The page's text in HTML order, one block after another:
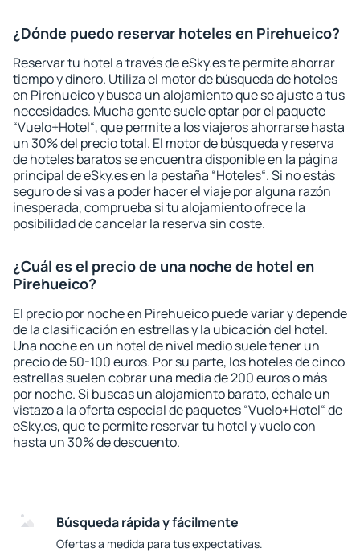
¿Dónde puedo reservar hoteles en Pirehueico?
Reservar tu hotel a través de eSky.es te permite ahorrar
tiempo y dinero. Utiliza el motor de búsqueda de hoteles
en Pirehueico y busca un alojamiento que se ajuste a tus
necesidades. Mucha gente suele optar por el paquete
“Vuelo+Hotel“, que permite a los viajeros ahorrarse hasta
un 30% del precio total. El motor de búsqueda y reserva
de hoteles baratos se encuentra disponible en la página
principal de eSky.es en la pestaña “Hoteles“. Si no estás
seguro de si vas a poder hacer el viaje por alguna razón
inesperada, comprueba si tu alojamiento ofrece la
posibilidad de cancelar la reserva sin coste.
¿Cuál es el precio de una noche de hotel en
Pirehueico?
El precio por noche en Pirehueico puede variar y depende
de la clasificación en estrellas y la ubicación del hotel.
Una noche en un hotel de nivel medio suele tener un
precio de 50-100 euros. Por su parte, los hoteles de cinco
estrellas suelen cobrar una media de 200 euros o más
por noche. Si buscas un alojamiento barato, échale un
vistazo a la oferta especial de paquetes “Vuelo+Hotel“ de
eSky.es, que te permite reservar tu hotel y vuelo con
hasta un 30% de descuento.
Búsqueda rápida y fácilmente
Ofertas a medida para tus expectativas.